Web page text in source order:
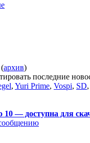
(архив)
последние
, Yuri Prime, Vospi, SD,
10 — доступна для